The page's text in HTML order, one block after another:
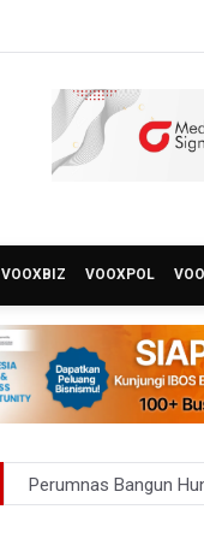
VOOXBIZ VOOXPOL
Perumnas Bangun